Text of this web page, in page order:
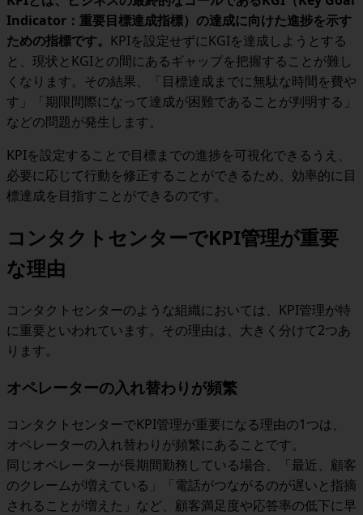
Indicator：重要目標達成指標）の達成に向けた進捗を示す
ための指標です。 KPIを設定せずにKGIを達成しようとする
と、現状とKGIとの間にあるギャップを把握することが難し
くなります。その結果、「目標達成までに無駄な時間を費や
す」「期限間際になって達成が困難であることが判明する」
などの問題が発生します。
KPIを設定することで目標までの進捗を可視化できるうえ、
必要に応じて行動を修正することができるため、効率的に目
標達成を目指すことができるのです。
コンタクトセンターでKPI管理が重要
な理由
コンタクトセンターのような組織においては、KPI管理が特
に重要といわれています。その理由は、大きく分けて2つあ
ります。
オペレーターの入れ替わりが頻繁
コンタクトセンターでKPI管理が重要になる理由の1つは、
オペレーターの入れ替わりが頻繁にあることです。
同じオペレーターが長期間勤務している場合、「最近、顧客
のクレームが増えている」「電話がつながるのが遅いと指摘
されることが増えた」など、顧客満足度や応答率の低下に早